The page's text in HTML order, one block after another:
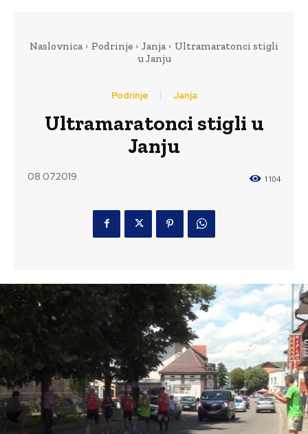
Naslovnica Podrinje Janja
Ultramaratonci stigli
u Janju
Podrinje Janja
Ultramaratonci stigli u
Janju
08.07.2019. 1104